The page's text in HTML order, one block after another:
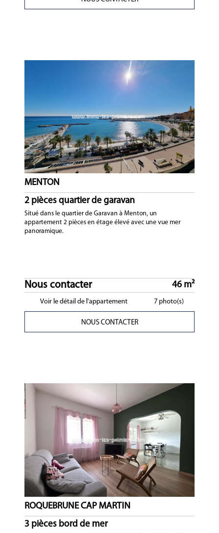
MENTON
2 pièces quartier de garavan
Situé dans le quartier de Garavan à Menton, un
appartement 2 pièces en étage élevé avec une vue mer
panoramique.
Nous contacter 46 m²
Voir le détail de l'appartement 7 photo(s)
NOUS CONTACTER
ROQUEBRUNE CAP MARTIN
3 pièces bord de mer